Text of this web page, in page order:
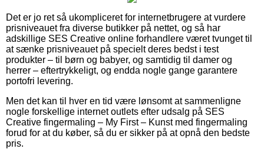
Det er jo ret så ukompliceret for internetbrugere at vurdere
prisniveauet fra diverse butikker på nettet, og så har
adskillige SES Creative online forhandlere været tvunget til
at sænke prisniveauet på specielt deres bedst i test
produkter – til børn og babyer, og samtidig til damer og
herrer – eftertrykkeligt, og endda nogle gange garantere
portofri levering.
Men det kan til hver en tid være lønsomt at sammenligne
nogle forskellige internet outlets efter udsalg på SES
Creative fingermaling – My First – Kunst med fingermaling
forud for at du køber, så du er sikker på at opnå den bedste
pris.